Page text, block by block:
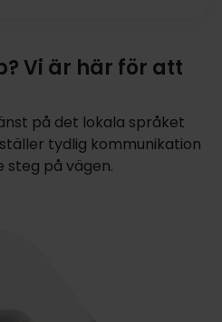
Vi är här för att
på det lokala språket
tydlig kommunikation
steg på vägen.